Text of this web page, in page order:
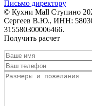
Письмо директору
© Кухни Mall Ступино
Сергеев В.Ю., ИНН:
315580300006466.
Получить расчет